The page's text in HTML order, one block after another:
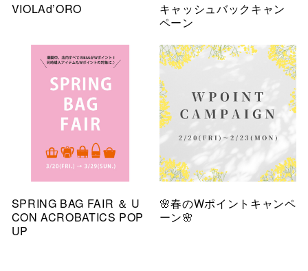
VIOLAd’ORO
キャッシュバックキャン
ペーン
SPRING BAG FAIR ＆ U
CON ACROBATICS POP
UP
🌸春のWポイントキャンペ
ーン🌸